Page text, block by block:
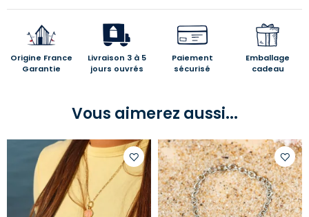
Origine France
Garantie
Livraison 3 à 5
jours ouvrés
Paiement
sécurisé
Emballage
cadeau
Vous aimerez aussi...
Ajouter
votre
à
votre